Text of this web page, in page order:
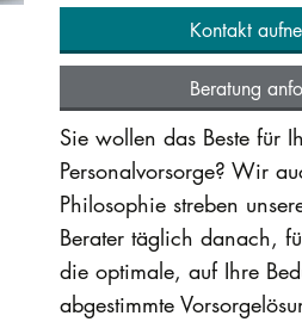
Kontakt
Beratung
Sie wollen das Beste für
Personalvorsorge? Wir
Philosophie streben
Berater täglich danach,
die optimale, auf Ihre
abgestimmte